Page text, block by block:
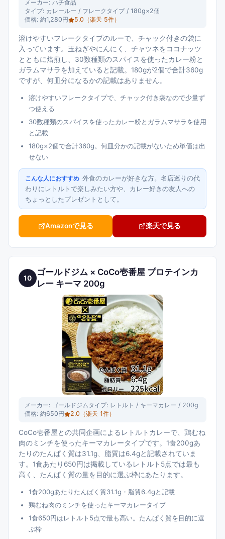
メーカー: ハチ食品
タイプ: カレールー / フレークタイプ / 180g×2個
価格: 約1,280円 5.0 （楽天 5件）
溶けやすいフレークタイプのルーで、チャック付きの袋に
入っています。玉ねぎやにんにく、チャツネをココナッツ
とともに焙煎し、30数種類のスパイスを使ったカレー粉と
ガラムマサラを加えていると記載。180gが2個で合計360g
ですが、何皿分になるかの記載はありません。
溶けやすいフレークタイプで、チャック付き袋なので少量ず
つ使える
30数種類のスパイスを使ったカレー粉とガラムマサラを使用
と記載
180g×2個で合計360g。何皿分かの記載がないため単価は出
せない
こんな人におすすめ 外食のカレーが好きな方。名店巡りの代
わりにレトルトで楽しみたい方や、カレー好きの友人への
ちょっとしたプレゼントとして。
Amazonで見る 楽天で見る
10
ゴールドジム × CoCo壱番屋 プロテインカ
レー キーマ 200g
メーカー: ゴールドジムタイプ: レトルト / キーマカレー / 200g
価格: 約650円 2.0 （楽天 1件）
CoCo壱番屋との共同企画によるレトルトカレーで、鶏むね
肉のミンチを使ったキーマカレータイプです。1食200gあ
たりのたんぱく質は31.1g、脂質は6.4gと記載されていま
す。1食あたり650円は掲載しているレトルト5点では最も
高く、たんぱく質の量を目的に選ぶ枠にあたります。
1食200gあたりたんぱく質31.1g・脂質6.4gと記載
鶏むね肉のミンチを使ったキーマカレータイプ
1食650円はレトルト5点で最も高い。たんぱく質を目的に選
ぶ枠